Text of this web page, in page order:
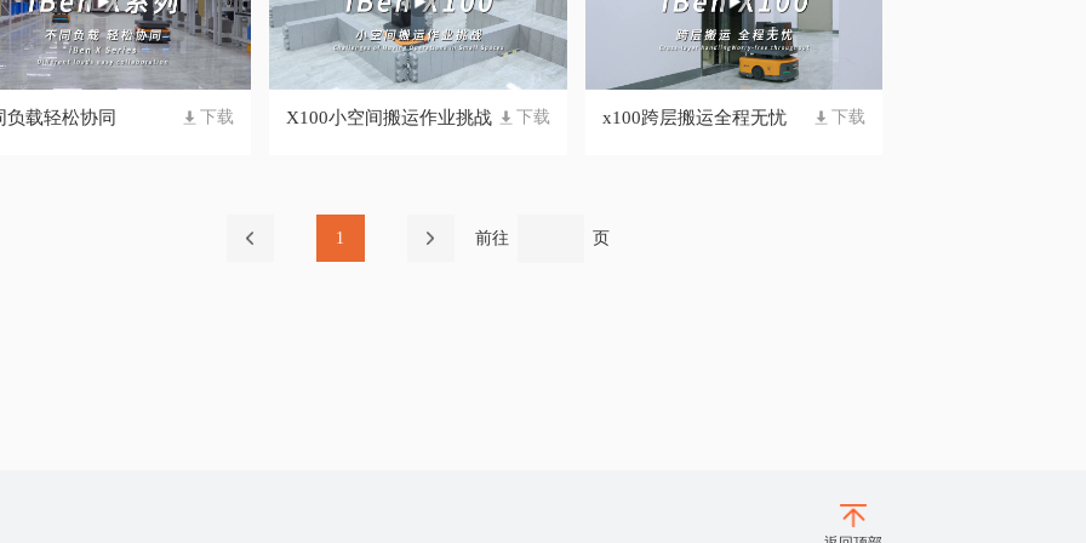
下载
负载轻松协同 下载
X100小空间搬运作业挑战 下载
x100跨层搬运全程无忧
1 前往 页